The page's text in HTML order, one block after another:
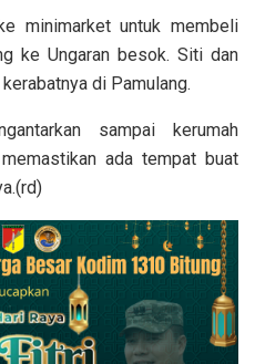
minimarket untuk membeli
ke Ungaran besok. Siti dan
di Pamulang.
sampai kerumah
ada tempat buat